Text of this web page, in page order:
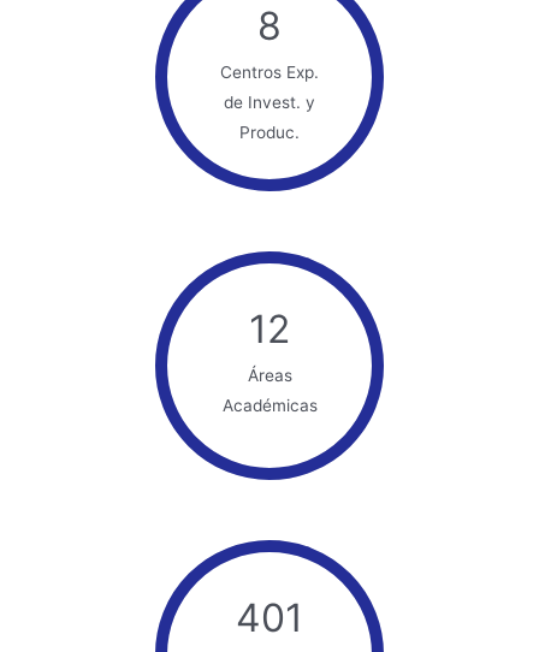
8
Centros Exp.
de Invest. y
Produc.
12
Áreas
Académicas
401